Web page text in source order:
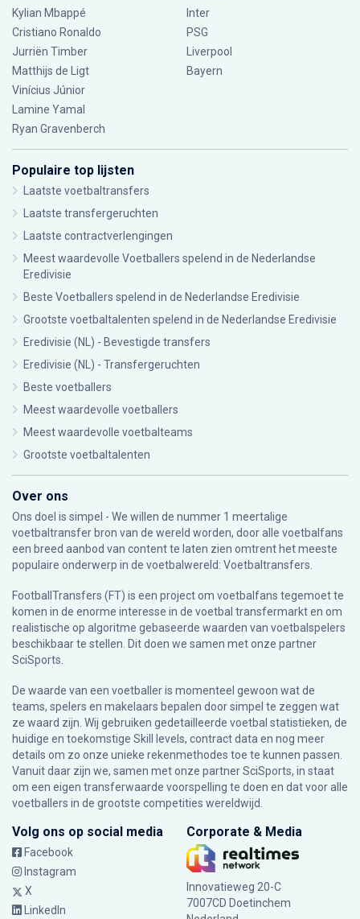
Kylian Mbappé
Cristiano Ronaldo
Jurriën Timber
Matthijs de Ligt
Vinícius Júnior
Lamine Yamal
Ryan Gravenberch
Inter
PSG
Liverpool
Bayern
Populaire top lijsten
Laatste voetbaltransfers
Laatste transfergeruchten
Laatste contractverlengingen
Meest waardevolle Voetballers spelend in de Nederlandse
Eredivisie
Beste Voetballers spelend in de Nederlandse Eredivisie
Grootste voetbaltalenten spelend in de Nederlandse Eredivisie
Eredivisie (NL) - Bevestigde transfers
Eredivisie (NL) - Transfergeruchten
Beste voetballers
Meest waardevolle voetballers
Meest waardevolle voetbalteams
Grootste voetbaltalenten
Over ons
Ons doel is simpel - We willen de nummer 1 meertalige
voetbaltransfer bron van de wereld worden, door alle voetbalfans
een breed aanbod van content te laten zien omtrent het meeste
populaire onderwerp in de voetbalwereld: Voetbaltransfers.
FootballTransfers (FT) is een project om voetbalfans tegemoet te
komen in de enorme interesse in de voetbal transfermarkt en om
realistische op algoritme gebaseerde waarden van voetbalspelers
beschikbaar te stellen. Dit doen we samen met onze partner
SciSports
De waarde van een voetballer is momenteel gewoon wat de
teams, spelers en makelaars bepalen door simpel te zeggen wat
ze waard zijn. Wij gebruiken gedetailleerde voetbal statistieken, de
huidige en toekomstige Skill levels, contract data en nog meer
details om zo onze unieke rekenmethodes toe te kunnen passen.
Vanuit daar zijn we, samen met onze partner SciSports, in staat
om een eigen transferwaarde voorspelling te doen en dat voor alle
voetballers in de grootste competities wereldwijd.
Volg ons op social media
Facebook
Instagram
X
LinkedIn
Corporate & Media
Innovatieweg 20-C
7007CD Doetinchem